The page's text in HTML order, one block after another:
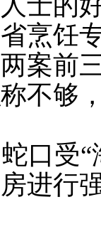
烹饪
案前
不够
口受
进行